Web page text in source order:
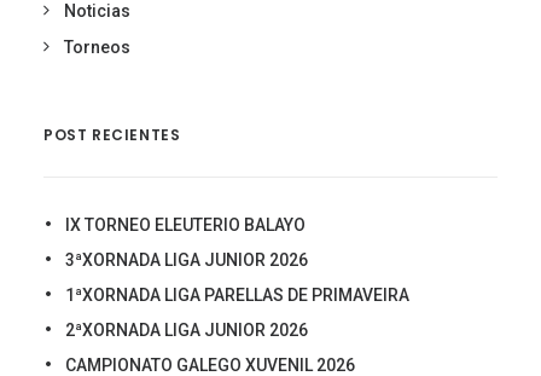
Noticias
Torneos
POST RECIENTES
IX TORNEO ELEUTERIO BALAYO
3ªXORNADA LIGA JUNIOR 2026
1ªXORNADA LIGA PARELLAS DE PRIMAVEIRA
2ªXORNADA LIGA JUNIOR 2026
CAMPIONATO GALEGO XUVENIL 2026